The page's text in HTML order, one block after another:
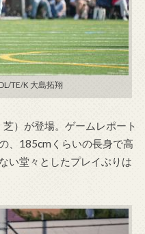
TE/K 大島拓翔
）が登場。ゲームレポート
、185cmくらいの長身で高
い堂々としたプレイぶりは